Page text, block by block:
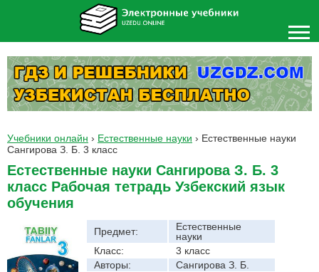
Учебники онлайн › Естественные науки › Естественные науки
Сангирова З. Б. 3 класс
Естественные науки Сангирова З. Б. 3
класс Рабочая тетрадь Узбекский язык
обучения
Предмет:
Естественные
науки
Класс:
3 класс
Авторы:
Сангирова З. Б.